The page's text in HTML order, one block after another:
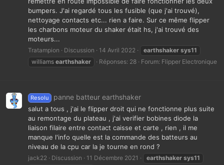
bumpers. J'ai regardé tous les fusible (que j'ai trouvé),
nettoyage contacts etc... rien a faire. Sur ce même flipper
les charbons moteur du shaker était hs, j'ai trouvé des
moteurs...
Tratampion Discussion 14 Avril 2022 earthshaker sys11
williams earthshaker Réponses: 28 Forum: Flipper Electronique
Resolu panne batteur earthshaker
salut a tous , j'ai le flipper droit qui ne fonctionne plus suite
au remontage du plateau , j'ai verifier bobines diode la
liaison filaire entre contact caisse et carte , rien , il me
manque l'info quelle est la commande des batteurs au
niveau de la cpu car la je tourne en rond ?
jack22 Discussion 11 Décembre 2021 earthshaker sys11